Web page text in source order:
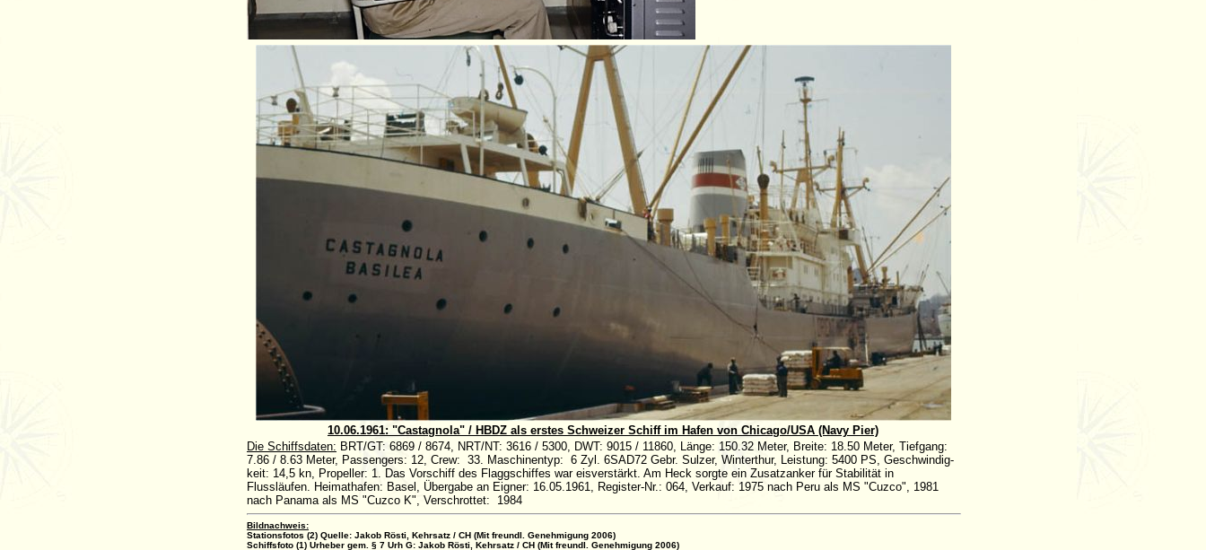
10.06.1961: "Castagnola" / HBDZ als erstes Schweizer Schiff im Hafen von Chicago/USA (Navy Pier)
Die Schiffsdaten: BRT/GT: 6869 / 8674, NRT/NT: 3616 / 5300, DWT: 9015 / 11860, Länge: 150.32 Meter, Breite: 18.50 Meter, Tiefgang:
7.86 / 8.63 Meter, Passengers: 12, Crew: 33. Maschinentyp: 6 Zyl. 6SAD72 Gebr. Sulzer, Winterthur, Leistung: 5400 PS, Geschwindig-
keit: 14,5 kn, Propeller: 1. Das Vorschiff des Flaggschiffes war eisverstärkt. Am Heck sorgte ein Zusatzanker für Stabilität in
Flussläufen. Heimathafen: Basel, Übergabe an Eigner: 16.05.1961, Register-Nr.: 064, Verkauf: 1975 nach Peru als MS "Cuzco", 1981
nach Panama als MS "Cuzco K", Verschrottet: 1984
Bildnachweis:
Stationsfotos (2) Quelle: Jakob Rösti, Kehrsatz / CH (Mit freundl. Genehmigung 2006)
Schiffsfoto (1) Urheber gem. § 7 Urh G: Jakob Rösti, Kehrsatz / CH (Mit freundl. Genehmigung 2006)